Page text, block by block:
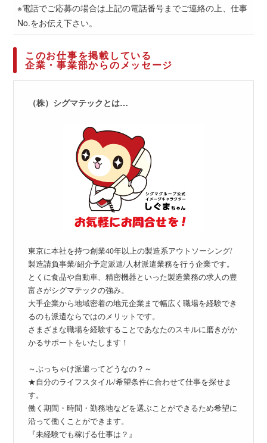
※電話でご応募の場合は上記の電話番号までご連絡の上、仕事
No.をお伝え下さい。
このお仕事を掲載している
企業・事業部からのメッセージ
（株）シグマテックとは…
東京に本社を持つ創業40年以上の製造系アウトソーシング/
製造請負事業/紹介予定派遣/人材派遣業務を行う企業です。
とくに食品や自動車、精密機器といった製造業務の求人の豊
富さがシグマテックの強み。
大手企業から地域密着の地元企業まで幅広く職場を経験でき
るのも派遣ならではのメリットです。
さまざまな職場を経験することであなたのスキルに磨きがか
かるサポートをいたします！
～ぶっちゃけ派遣ってどうなの？～
★自分のライフスタイル/希望条件に合わせて仕事を探せま
す。
働く期間・時間・勤務地などを選ぶことができるため希望に
沿って働くことができます。
『未経験でも稼げる仕事は？』